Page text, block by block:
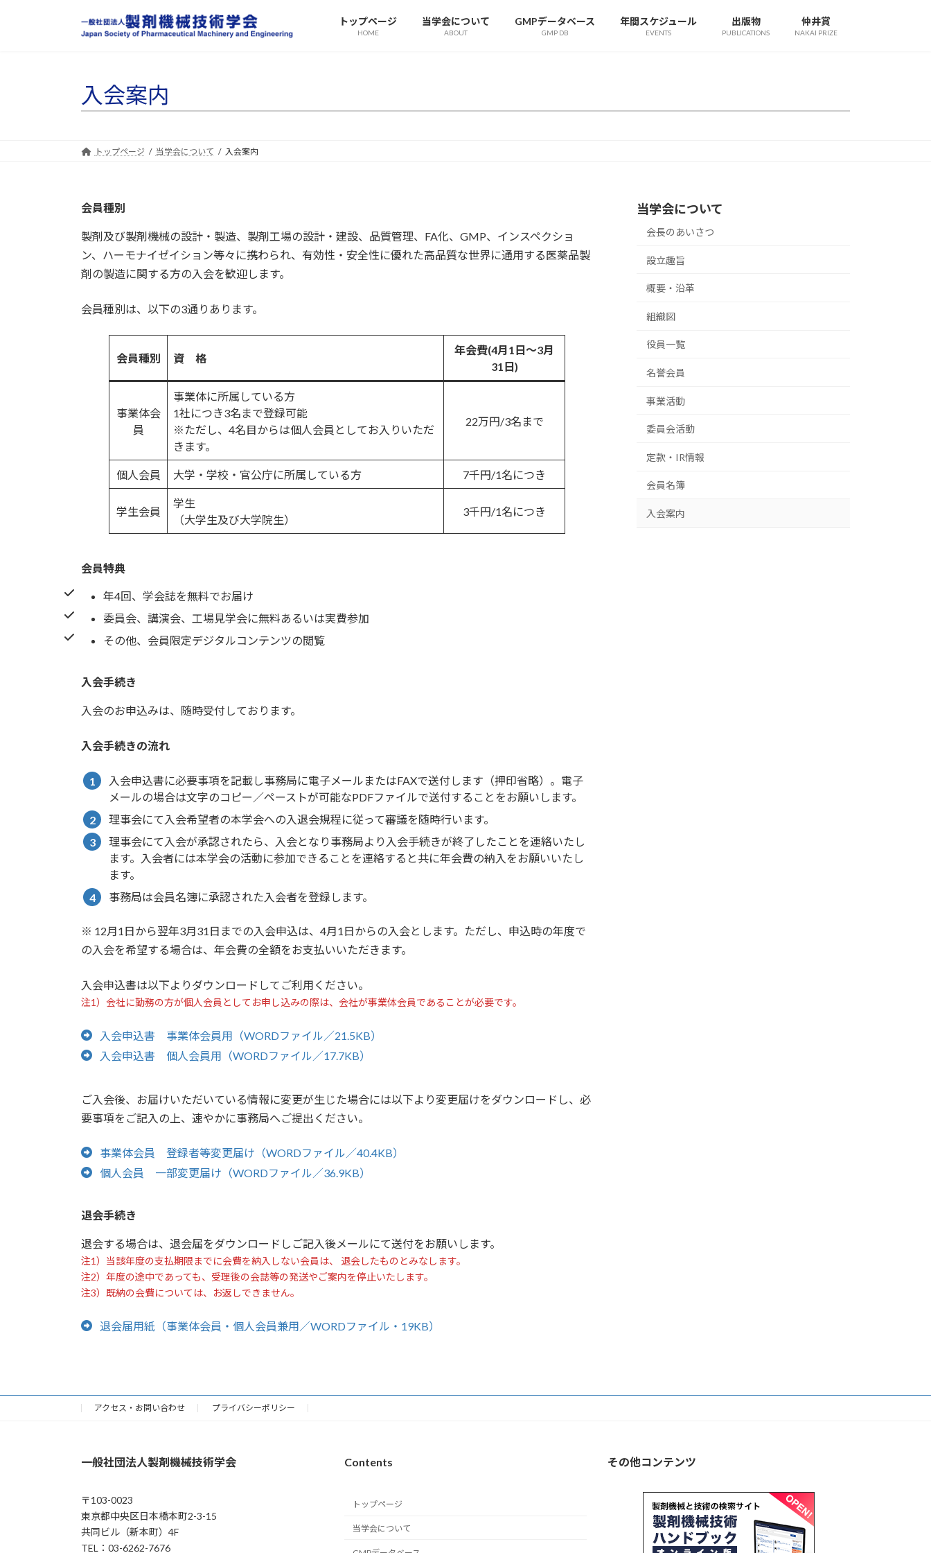
トップページ
HOME
当学会について
ABOUT
GMPデータベース
GMP DB
年間スケジュール
EVENTS
出版物
PUBLICATIONS
仲井賞
NAKAI PRIZE
入会案内
トップページ 当学会について 入会案内
会員種別
製剤及び製剤機械の設計・製造、製剤工場の設計・建設、品質管理、FA化、GMP、インスペクショ
ン、ハーモナイゼイション等々に携わられ、有効性・安全性に優れた高品質な世界に通用する医薬品製
剤の製造に関する方の入会を歓迎します。
会員種別は、以下の3通りあります。
会員種別 資 格
年会費(4月1日〜3月
31日)
事業体会
員
事業体に所属している方
1社につき3名まで登録可能
※ただし、4名目からは個人会員としてお入りいただ
きます。
22万円/3名まで
個人会員 大学・学校・官公庁に所属している方 7千円/1名につき
学生会員
学生
（大学生及び大学院生）
3千円/1名につき
会員特典
年4回、学会誌を無料でお届け
委員会、講演会、工場見学会に無料あるいは実費参加
その他、会員限定デジタルコンテンツの閲覧
入会手続き
入会のお申込みは、随時受付しております。
入会手続きの流れ
入会申込書に必要事項を記載し事務局に電子メールまたはFAXで送付します（押印省略）。電子
メールの場合は文字のコピー／ペーストが可能なPDFファイルで送付することをお願いします。
理事会にて入会希望者の本学会への入退会規程に従って審議を随時行います。
理事会にて入会が承認されたら、入会となり事務局より入会手続きが終了したことを連絡いたし
ます。入会者には本学会の活動に参加できることを連絡すると共に年会費の納入をお願いいたし
ます。
事務局は会員名簿に承認された入会者を登録します。
※ 12月1日から翌年3月31日までの入会申込は、4月1日からの入会とします。ただし、申込時の年度で
の入会を希望する場合は、年会費の全額をお支払いいただきます。
入会申込書は以下よりダウンロードしてご利用ください。
注1）会社に勤務の方が個人会員としてお申し込みの際は、会社が事業体会員であることが必要です。
入会申込書 事業体会員用（WORDファイル／21.5KB）
入会申込書 個人会員用（WORDファイル／17.7KB）
ご入会後、お届けいただいている情報に変更が生じた場合には以下より変更届けをダウンロードし、必
要事項をご記入の上、速やかに事務局へご提出ください。
事業体会員 登録者等変更届け（WORDファイル／40.4KB）
個人会員 一部変更届け（WORDファイル／36.9KB）
退会手続き
退会する場合は、退会届をダウンロードしご記入後メールにて送付をお願いします。
注1）当該年度の支払期限までに会費を納入しない会員は、 退会したものとみなします。
注2）年度の途中であっても、受理後の会誌等の発送やご案内を停止いたします。
注3）既納の会費については、お返しできません。
退会届用紙（事業体会員・個人会員兼用／WORDファイル・19KB）
当学会について
会長のあいさつ
設立趣旨
概要・沿革
組織図
役員一覧
名誉会員
事業活動
委員会活動
定款・IR情報
会員名簿
入会案内
アクセス・お問い合わせ プライバシーポリシー
一般社団法人製剤機械技術学会
〒103-0023
東京都中央区日本橋本町2-3-15
共同ビル（新本町）4F
TEL：03-6262-7676
Contents
トップページ
当学会について
その他コンテンツ